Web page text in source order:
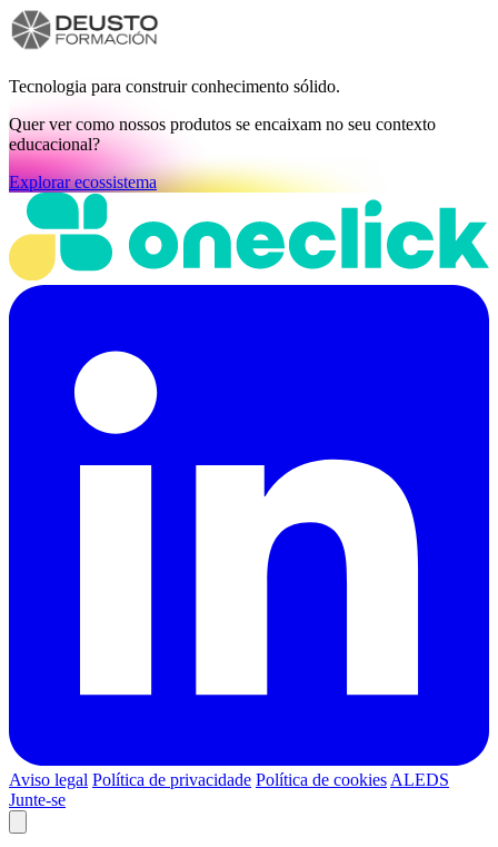
Tecnologia para construir conhecimento sólido.
Quer ver como nossos produtos se encaixam no seu contexto
educacional?
Explorar ecossistema
Aviso legal Política de privacidade Política de cookies ALEDS
Junte-se